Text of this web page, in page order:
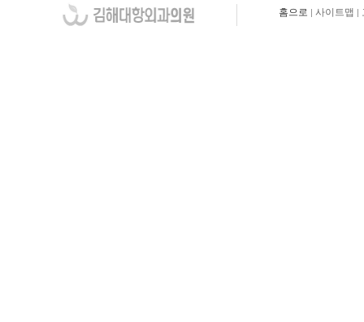
홈으로 | 사이트맵 |